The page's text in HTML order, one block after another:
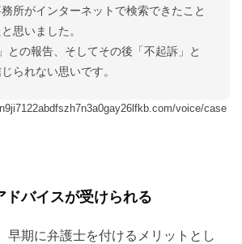
所がインターネットで検索できたこと
思いました。
との報告、そしてその後「不起訴」と
られない思いです。
voice/case
ドバイスが受けられる
早期に弁護士を付けるメリットとし